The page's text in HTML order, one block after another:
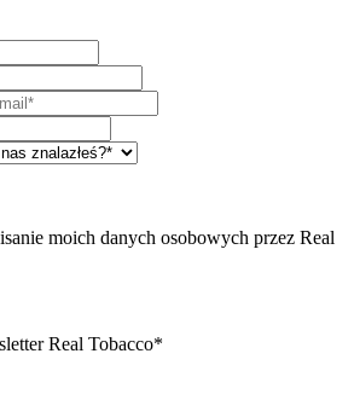
moich danych osobowych przez Real
Real Tobacco*